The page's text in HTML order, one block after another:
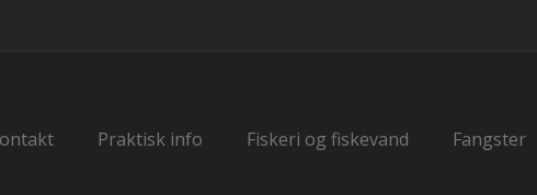
Praktisk info Fiskeri og fiskevand Fangster